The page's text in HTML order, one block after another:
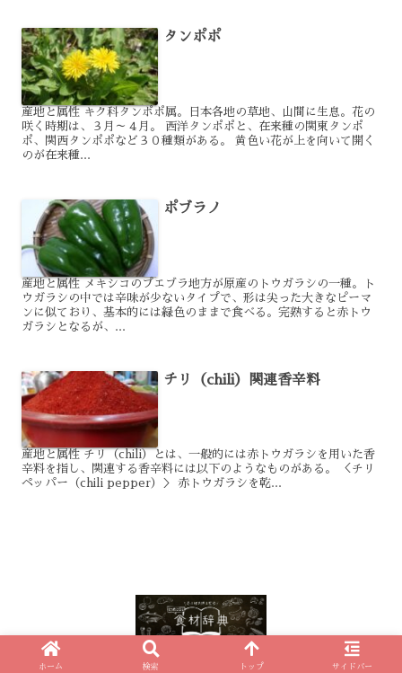
タンポポ
産地と属性 キク科タンポポ属。日本各地の草地、山間に生息。花の
咲く時期は、３月～４月。 西洋タンポポと、在来種の関東タンポ
ポ、関西タンポポなど３０種類がある。 黄色い花が上を向いて開く
のが在来種...
ポブラノ
産地と属性 メキシコのプエブラ地方が原産のトウガラシの一種。ト
ウガラシの中では辛味が少ないタイプで、形は尖った大きなピーマ
ンに似ており、基本的には緑色のままで食べる。完熟すると赤トウ
ガラシとなるが、...
チリ（chili）関連香辛料
産地と属性 チリ（chili）とは、一般的には赤トウガラシを用いた香
辛料を指し、関連する香辛料には以下のようなものがある。 ＜チリ
ペッパー（chili pepper）＞ 赤トウガラシを乾...
© 2021-2026 ためになる食材辞典.
ホーム 検索 トップ サイドバー